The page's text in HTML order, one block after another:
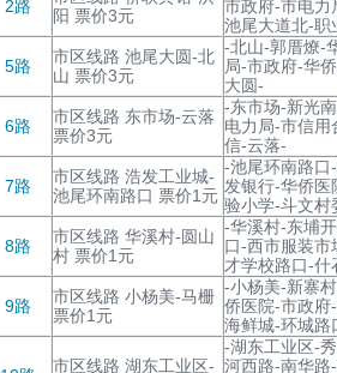
2路
阳 票价3元
市政府-市电力
池尾大道北-职
5路
市区线路 池尾大圆-北
山 票价3元
-北山-郭厝燎-
局-市政府-华
大圆-
6路
市区线路 东市场-云落
票价3元
-东市场-新光
电力局-市信
信-云落-
7路
市区线路 浩发工业城-
池尾环南路口 票价1元
-池尾环南路口
发银行-华侨
验小学-斗文村
8路
市区线路 华溪村-圆山
村 票价1元
-华溪村-东埔
口-西市服装
才学校路口-什
9路
市区线路 小杨美-马栅
票价1元
-小杨美-新寨
侨医院-市政府
海鲜城-环城路
市区线路 湖东工业区-
-湖东工业区-
河西路-南华路